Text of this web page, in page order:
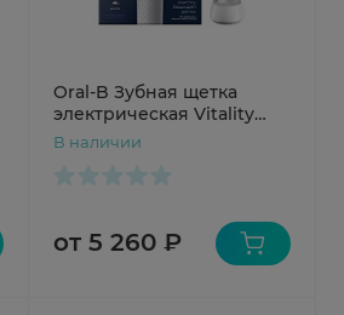
Oral-B Зубная щетка
электрическая Vitality
PRO тип 3708 с насадкой
В наличии
от 5 260 ₽